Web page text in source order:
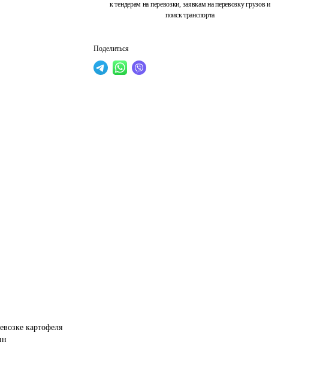
к тендерам на перевозки, заявкам на перевозку грузов и
поиск транспорта
Поделиться
картофеля